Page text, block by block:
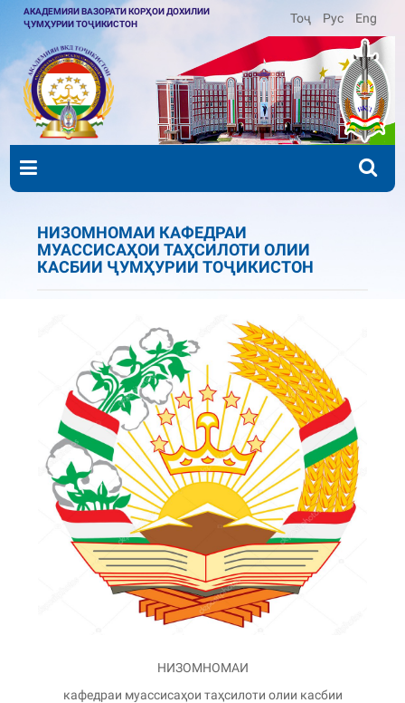
АКАДЕМИЯИ ВАЗОРАТИ КОРҲОИ ДОХИЛИИ
ҶУМҲУРИИ ТОҶИКИСТОН
Тоҷ Рус Eng
НИЗОМНОМАИ КАФЕДРАИ
МУАССИСАҲОИ ТАҲСИЛОТИ ОЛИИ
КАСБИИ ҶУМҲУРИИ ТОҶИКИСТОН
НИЗОМНОМАИ
кафедраи муассисаҳои таҳсилоти олии касбии